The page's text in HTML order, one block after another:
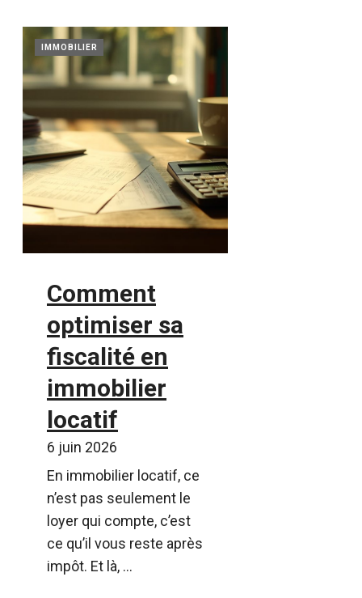
IMMOBILIER
Comment
optimiser sa
fiscalité en
immobilier
locatif
6 juin 2026
En immobilier locatif, ce
n’est pas seulement le
loyer qui compte, c’est
ce qu’il vous reste après
impôt. Et là, ...